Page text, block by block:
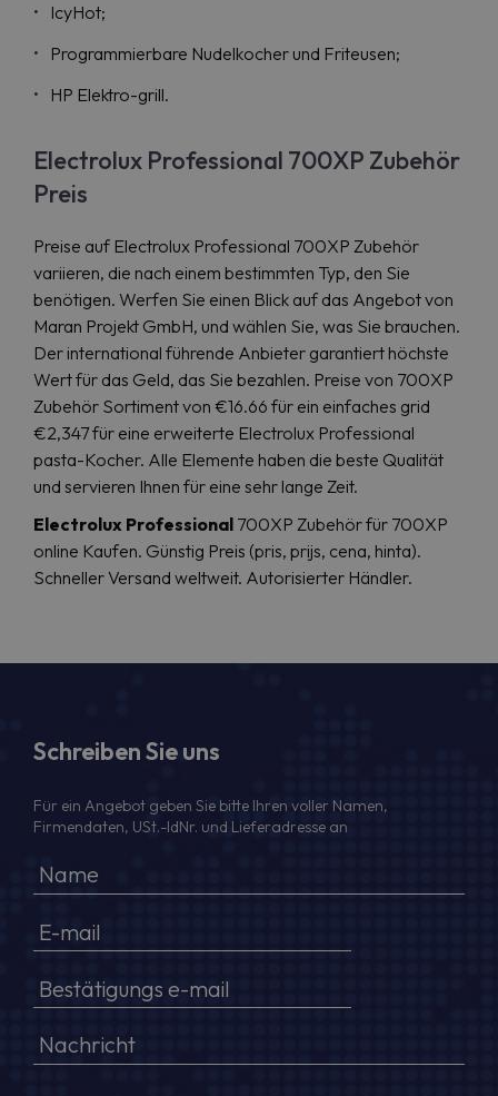
IcyHot;
Programmierbare Nudelkocher und Friteusen;
HP Elektro-grill.
Electrolux Professional 700XP Zubehör
Preis
Preise auf Electrolux Professional 700XP Zubehör
variieren, die nach einem bestimmten Typ, den Sie
benötigen. Werfen Sie einen Blick auf das Angebot von
Maran Projekt GmbH, und wählen Sie, was Sie brauchen.
Der international führende Anbieter garantiert höchste
Wert für das Geld, das Sie bezahlen. Preise von 700XP
Zubehör Sortiment von €16.66 für ein einfaches grid
€2,347 für eine erweiterte Electrolux Professional
pasta-Kocher. Alle Elemente haben die beste Qualität
und servieren Ihnen für eine sehr lange Zeit.
Electrolux Professional 700XP Zubehör für 700XP
online Kaufen. Günstig Preis (pris, prijs, cena, hinta).
Schneller Versand weltweit. Autorisierter Händler.
Schreiben Sie uns
Für ein Angebot geben Sie bitte Ihren voller Namen,
Firmendaten, USt.-IdNr. und Lieferadresse an